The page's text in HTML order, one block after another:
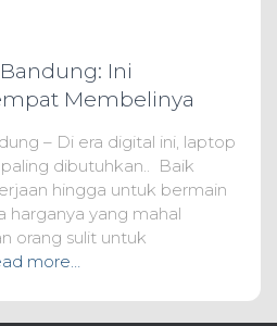
Ini
Membelinya
– Di era digital ini, laptop
dibutuhkan.. Baik
hingga untuk bermain
harganya yang mahal
orang sulit untuk
more…